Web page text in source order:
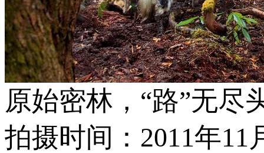
原始密林，“路”无尽
拍摄时间：2011年11